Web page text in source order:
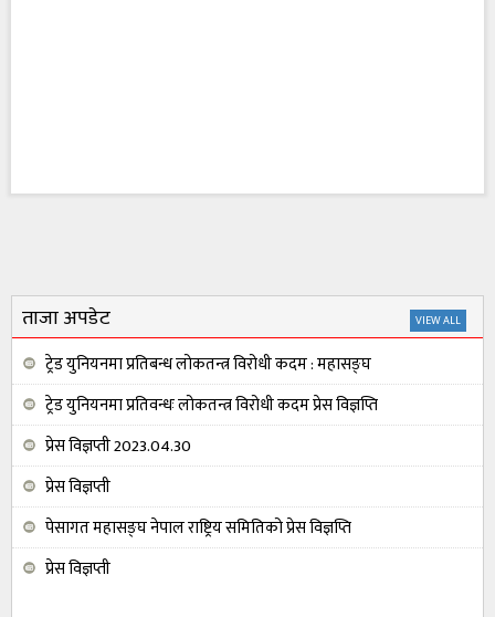
ताजा अपडेट VIEW ALL
ट्रेड युनियनमा प्रतिबन्ध लोकतन्त्र विरोधी कदम : महासङ्घ
ट्रेड युनियनमा प्रतिवन्धः लोकतन्त्र विरोधी कदम प्रेस विज्ञप्ति
प्रेस विज्ञप्ती 2023.04.30
प्रेस विज्ञप्ती
पेसागत महासङ्घ नेपाल राष्ट्रिय समितिको प्रेस विज्ञप्ति
प्रेस विज्ञप्ती